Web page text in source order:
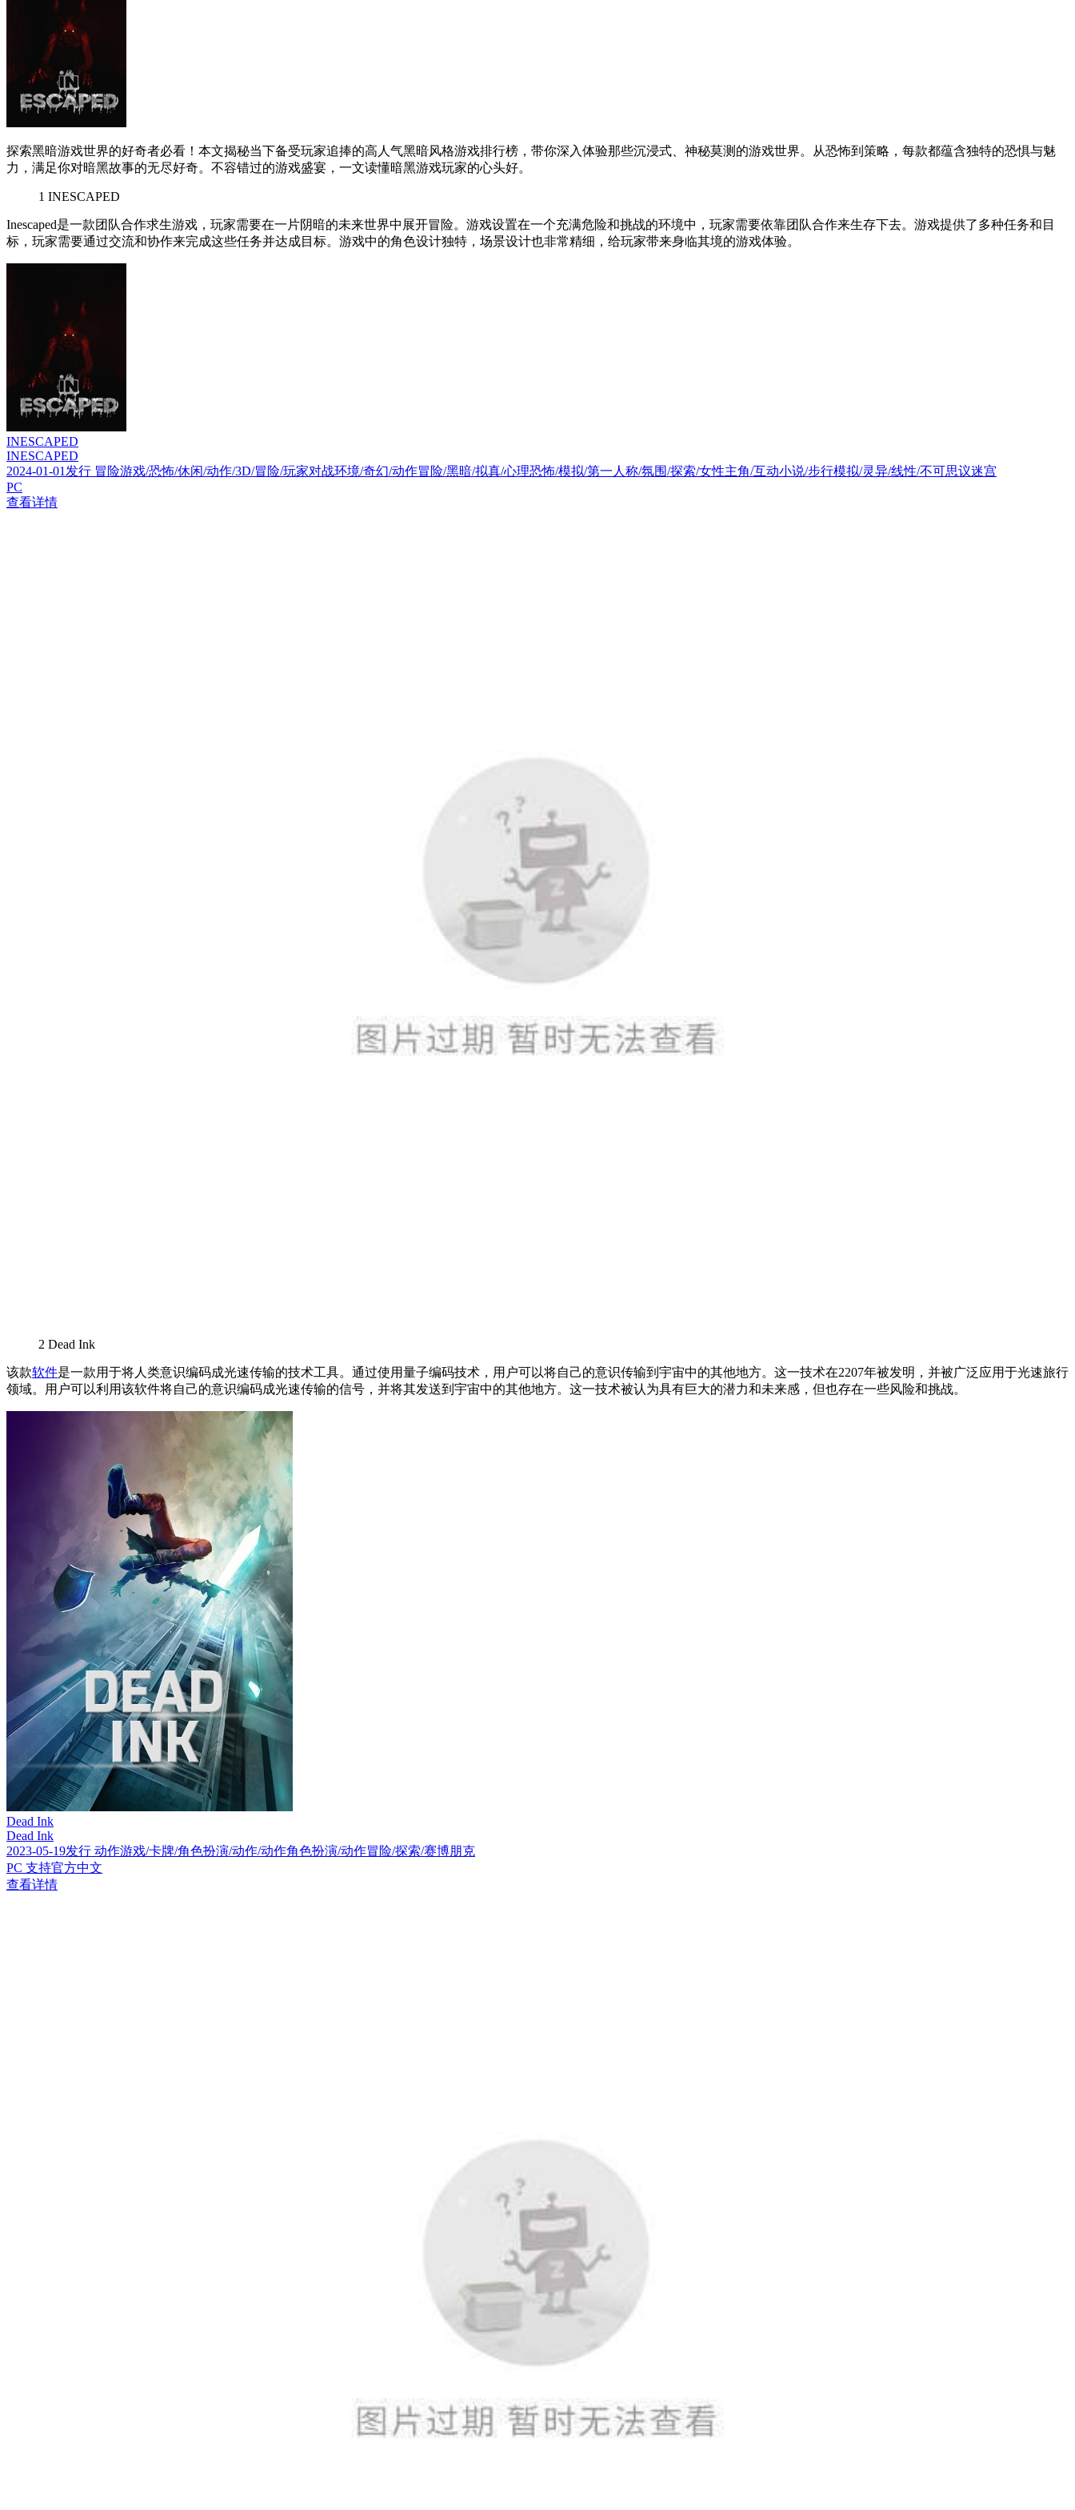
探索黑暗游戏世界的好奇者必看！本文揭秘当下备受玩家追捧的高人气黑暗风格游戏排行榜，带你深入体验那些沉浸式、神秘莫测的游戏世界。从恐怖到策略，每款都蕴含独特的恐惧与魅
力，满足你对暗黑故事的无尽好奇。不容错过的游戏盛宴，一文读懂暗黑游戏玩家的心头好。
1 INESCAPED
Inescaped是一款团队合作求生游戏，玩家需要在一片阴暗的未来世界中展开冒险。游戏设置在一个充满危险和挑战的环境中，玩家需要依靠团队合作来生存下去。游戏提供了多种任务和目
标，玩家需要通过交流和协作来完成这些任务并达成目标。游戏中的角色设计独特，场景设计也非常精细，给玩家带来身临其境的游戏体验。
INESCAPED
INESCAPED
2024-01-01发行 冒险游戏/恐怖/休闲/动作/3D/冒险/玩家对战环境/奇幻/动作冒险/黑暗/拟真/心理恐怖/模拟/第一人称/氛围/探索/女性主角/互动小说/步行模拟/灵异/线性/不可思议迷宫
PC
查看详情
2 Dead Ink
该款软件是一款用于将人类意识编码成光速传输的技术工具。通过使用量子编码技术，用户可以将自己的意识传输到宇宙中的其他地方。这一技术在2207年被发明，并被广泛应用于光速旅行
领域。用户可以利用该软件将自己的意识编码成光速传输的信号，并将其发送到宇宙中的其他地方。这一技术被认为具有巨大的潜力和未来感，但也存在一些风险和挑战。
Dead Ink
Dead Ink
2023-05-19发行 动作游戏/卡牌/角色扮演/动作/动作角色扮演/动作冒险/探索/赛博朋克
PC 支持官方中文
查看详情